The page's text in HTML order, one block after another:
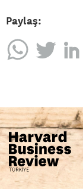
Paylaş: